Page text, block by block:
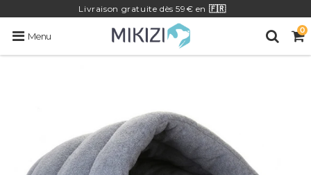
Livraison gratuite dès 59€ en 🇫🇷
Menu
0